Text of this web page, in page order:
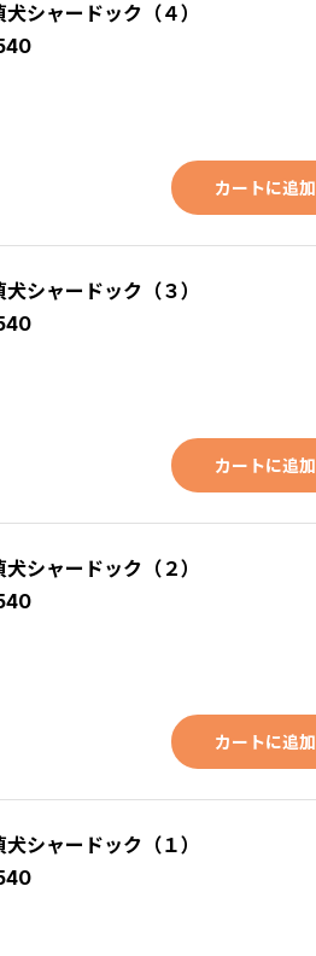
犬シャードック（４）
カートに追加
犬シャードック（３）
カートに追加
犬シャードック（２）
カートに追加
犬シャードック（１）